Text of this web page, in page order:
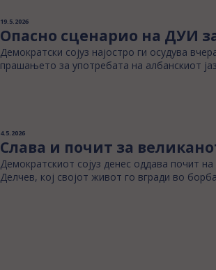
19.5.2026
Опасно сценарио на ДУИ
Демократски сојуз најостро ги осудува
прашањето за употребата на албанскиот
4.5.2026
Слава и почит за
Демократскиот сојуз денес оддава почит
Делчев, кој својот живот го вгради во